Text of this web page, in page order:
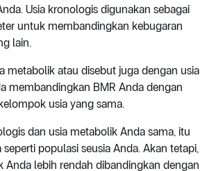
Usia kronologis digunakan sebagai
untuk membandingkan kebugaran
lain.
metabolik atau disebut juga dengan usia
membandingkan BMR Anda dengan
usia yang sama.
dan usia metabolik Anda sama, itu
seperti populasi seusia Anda. Akan tetapi,
Anda lebih rendah dibandingkan dengan